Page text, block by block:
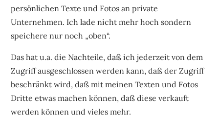
persönlichen Texte und Fotos an private
Unternehmen. Ich lade nicht mehr hoch sondern
speichere nur noch „oben“.
Das hat u.a. die Nachteile, daß ich jederzeit von dem
Zugriff ausgeschlossen werden kann, daß der Zugriff
beschränkt wird, daß mit meinen Texten und Fotos
Dritte etwas machen können, daß diese verkauft
werden können und vieles mehr.